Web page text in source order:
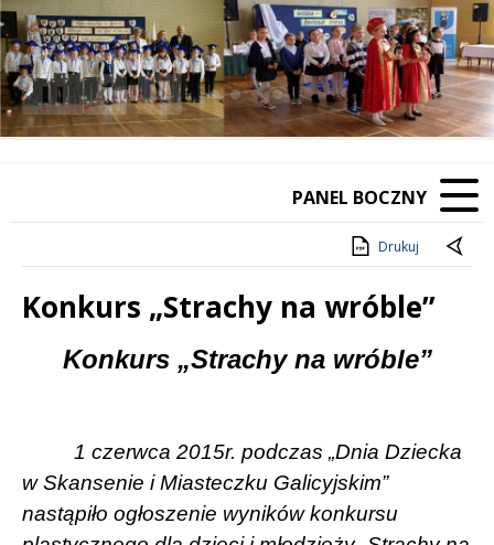
Poprzedni Element
Następny Element
❚❚
PANEL BOCZNY
Drukuj
Konkurs „Strachy na wróble”
TreśćKonkurs „Strachy na wróble”
1 czerwca 2015r. podczas „Dnia Dziecka
w Skansenie i Miasteczku Galicyjskim”
nastąpiło ogłoszenie wyników konkursu